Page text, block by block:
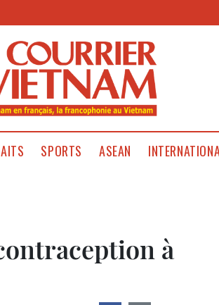
SPORTS ASEAN
à